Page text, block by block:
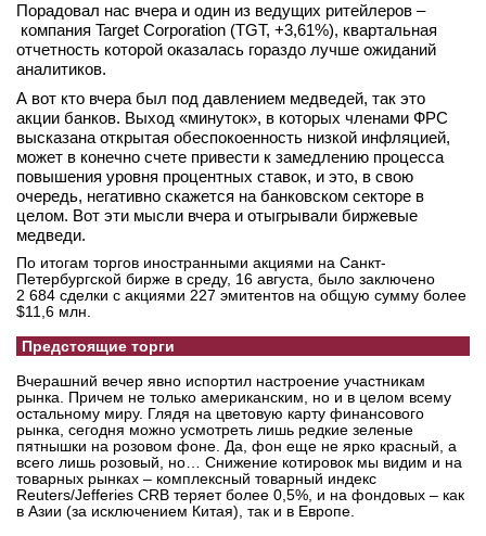
Порадовал нас вчера и один из ведущих ритейлеров –
компания Target Corporation (TGT, +3,61%), квартальная
отчетность которой оказалась гораздо лучше ожиданий
аналитиков.
А вот кто вчера был под давлением медведей, так это
акции банков. Выход «минуток», в которых членами ФРС
высказана открытая обеспокоенность низкой инфляцией,
может в конечно счете привести к замедлению процесса
повышения уровня процентных ставок, и это, в свою
очередь, негативно скажется на банковском секторе в
целом. Вот эти мысли вчера и отыгрывали биржевые
медведи.
По итогам торгов иностранными акциями на Санкт-
Петербургской бирже в среду, 16 августа, было заключено
2 684 сделки с акциями 227 эмитентов на общую сумму более
$11,6 млн.
Предстоящие торги
Вчерашний вечер явно испортил настроение участникам
рынка. Причем не только американским, но и в целом всему
остальному миру. Глядя на цветовую карту финансового
рынка, сегодня можно усмотреть лишь редкие зеленые
пятнышки на розовом фоне. Да, фон еще не ярко красный, а
всего лишь розовый, но… Снижение котировок мы видим и на
товарных рынках – комплексный товарный индекс
Reuters/Jefferies CRB теряет более 0,5%, и на фондовых – как
в Азии (за исключением Китая), так и в Европе.